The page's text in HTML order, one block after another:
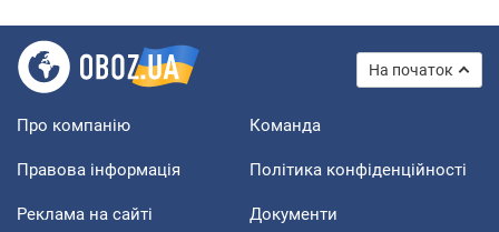
На початок
Про компанію Команда
Правова інформація Політика конфіденційності
Реклама на сайті Документи